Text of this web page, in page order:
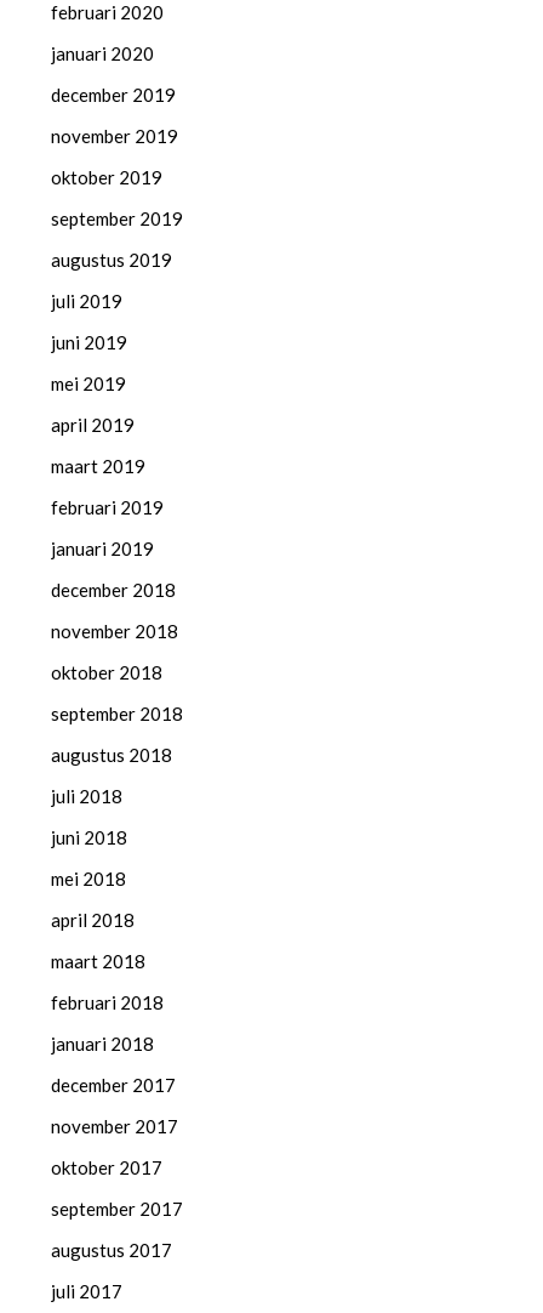
februari 2020
januari 2020
december 2019
november 2019
oktober 2019
september 2019
augustus 2019
juli 2019
juni 2019
mei 2019
april 2019
maart 2019
februari 2019
januari 2019
december 2018
november 2018
oktober 2018
september 2018
augustus 2018
juli 2018
juni 2018
mei 2018
april 2018
maart 2018
februari 2018
januari 2018
december 2017
november 2017
oktober 2017
september 2017
augustus 2017
juli 2017